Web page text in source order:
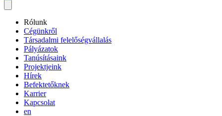
Rólunk
Cégünkről
Társadalmi felelőségvállalás
Pályázatok
Tanúsításaink
Projektjeink
Hírek
Befektetőknek
Karrier
Kapcsolat
en